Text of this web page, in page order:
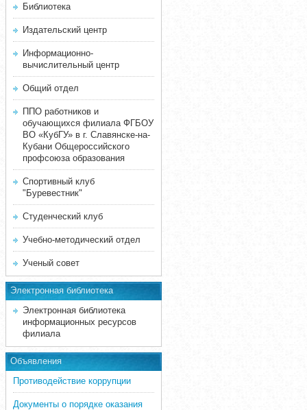
Библиотека
Издательский центр
Информационно-
вычислительный центр
Общий отдел
ППО работников и
обучающихся филиала ФГБОУ
ВО «КубГУ» в г. Славянске-на-
Кубани Общероссийского
профсоюза образования
Спортивный клуб
"Буревестник"
Студенческий клуб
Учебно-методический отдел
Ученый совет
Электронная библиотека
Электронная библиотека
информационных ресурсов
филиала
Объявления
Противодействие коррупции
Документы о порядке оказания